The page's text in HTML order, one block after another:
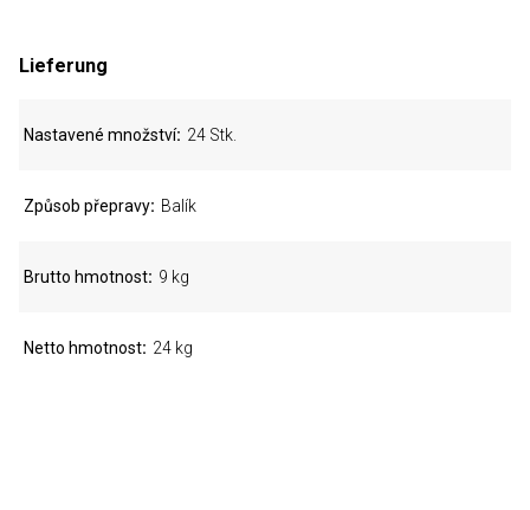
Lieferung
Nastavené množství 24 Stk.
Způsob přepravy Balík
Brutto hmotnost 9 kg
Netto hmotnost 24 kg